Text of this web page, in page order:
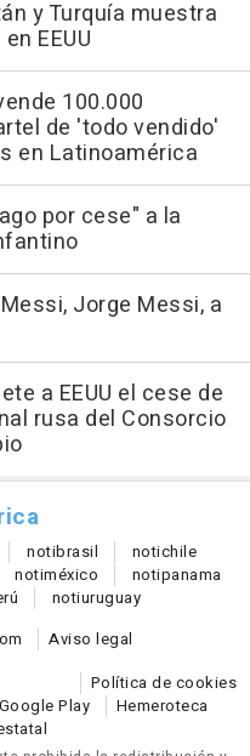
y Turquía muestra
EEUU
100.000
de 'todo vendido'
en Latinoamérica
por cese" a la
Jorge Messi, a
a EEUU el cese de
rusa del Consorcio
notibrasil notichile
notiméxico notipanama
notiuruguay
Aviso legal
Política de cookies
Play
Hemeroteca